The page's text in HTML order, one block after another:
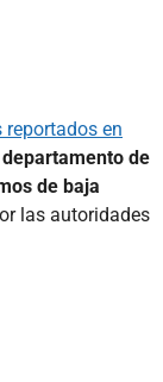
en
de
de baja
las autoridades